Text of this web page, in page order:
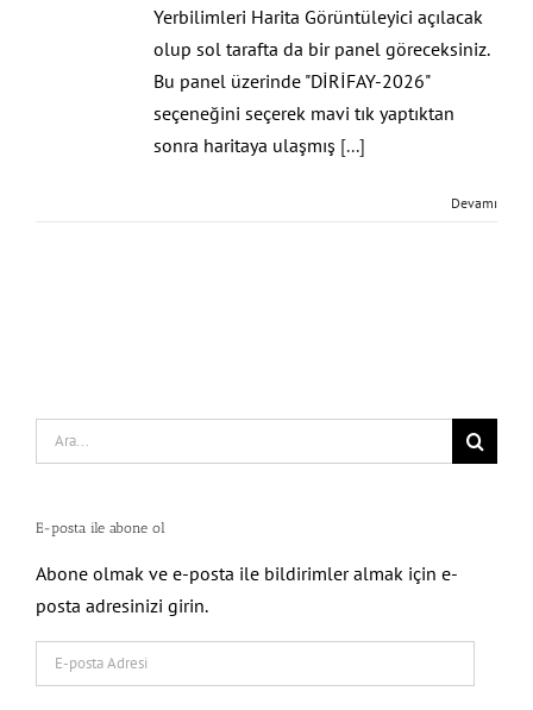
Yerbilimleri Harita Görüntüleyici açılacak
olup sol tarafta da bir panel göreceksiniz.
Bu panel üzerinde "DİRİFAY-2026"
seçeneğini seçerek mavi tık yaptıktan
sonra haritaya ulaşmış [...]
Devamı
Search
for:
E-posta ile abone ol
Abone olmak ve e-posta ile bildirimler almak için e-
posta adresinizi girin.
posta